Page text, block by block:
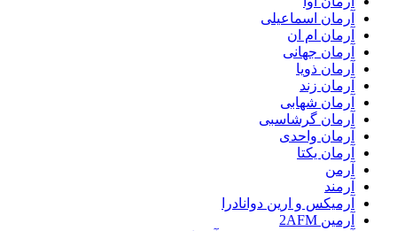
آرمان اسماعیلی
آرمان ام ان
آرمان جهانی
آرمان ذویا
آرمان زند
آرمان شهابی
آرمان گرشاسبی
آرمان واحدی
آرمان یکتا
آرمن
آرمند
آرمیکس و ارین دوانادرا
آرمین 2AFM